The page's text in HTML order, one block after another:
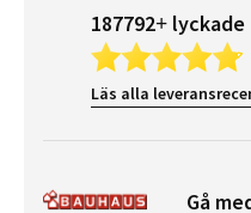
187792+
Läs alla
Gå